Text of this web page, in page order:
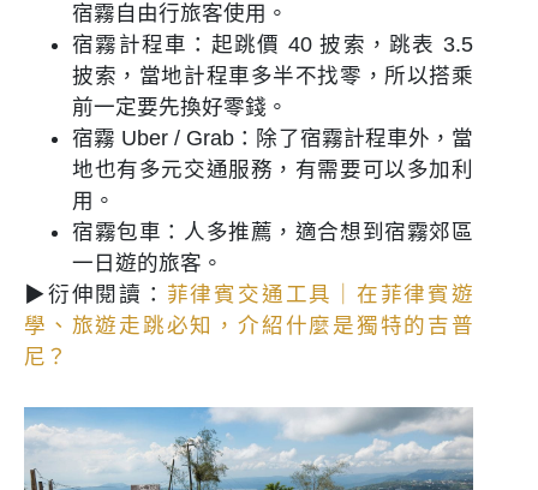
宿霧自由行旅客使用。
宿霧計程車：起跳價 40 披索，跳表 3.5
披索，當地計程車多半不找零，所以搭乘
前一定要先換好零錢。
宿霧 Uber / Grab：除了宿霧計程車外，當
地也有多元交通服務，有需要可以多加利
用。
宿霧包車：人多推薦，適合想到宿霧郊區
一日遊的旅客。
▶衍伸閱讀： 菲律賓交通工具｜在菲律賓遊
學、旅遊走跳必知，介紹什麼是獨特的吉普
尼？